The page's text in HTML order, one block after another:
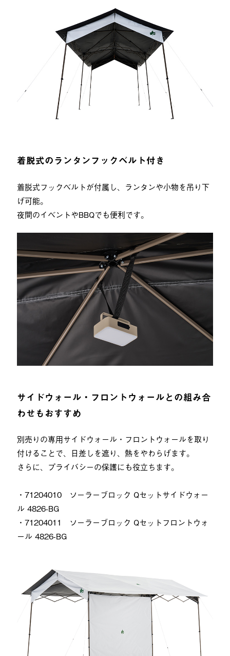
着脱式のランタンフックベルト付き
着脱式フックベルトが付属し、ランタンや小物を吊り下
げ可能。
夜間のイベントやBBQでも便利です。
サイドウォール・フロントウォールとの組み合
わせもおすすめ
別売りの専用サイドウォール・フロントウォールを取り
付けることで、日差しを遮り、熱をやわらげます。
さらに、プライバシーの保護にも役立ちます。
・71204010 ソーラーブロック Qセットサイドウォー
ル 4826-BG
・71204011 ソーラーブロック Qセットフロントウォ
ール 4826-BG